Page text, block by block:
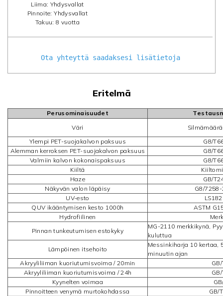
Liima: Yhdysvallat
Pinnoite: Yhdysvallat
Takuu: 8 vuotta
Ota yhteyttä saadaksesi lisätietoja
Eritelmä
Perusominaisuudet
Väri
Ylempi PET-suojakalvon paksuus
G8/
Alemman kerroksen PET-suojakalvon paksuus
G8/
Valmiin kalvon kokonaispaksuus
G8/
Kiiltä
Haze
GB/
Näkyvän valon läpäisy
G8/
UV-esto
QUV ikääntymisen kesto 1000h
ASTM
Hydrofiilinen
Pinnan tunkeutumisen estokyky
MG-2110 merkkikynä,
kuluttua
Lämpöinen itsehoito
Messinkiharja 10
minuutin ajan
Akryyliliiman kuoriutumisvoima / 20min
Akryyliliiman kuoriutumisvoima / 24h
Kyynelten voimaa
Pinnoitteen venymä murtokohdassa
GB/